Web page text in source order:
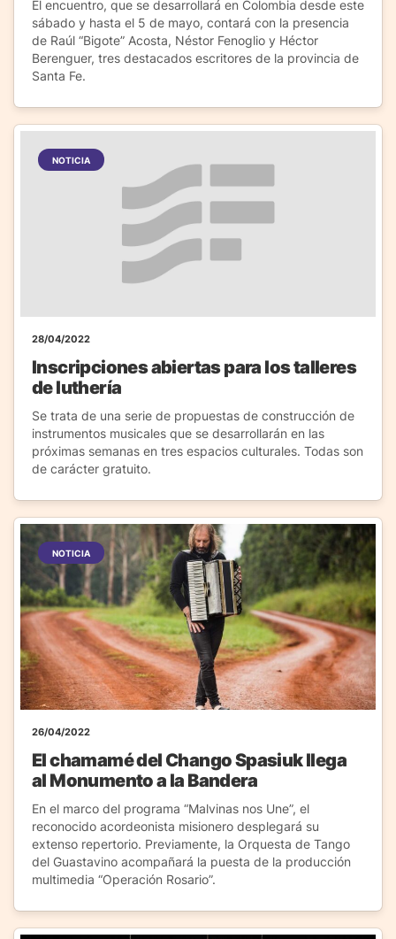
El encuentro, que se desarrollará en Colombia desde este
sábado y hasta el 5 de mayo, contará con la presencia
de Raúl “Bigote” Acosta, Néstor Fenoglio y Héctor
Berenguer, tres destacados escritores de la provincia de
Santa Fe.
NOTICIA
28/04/2022
Inscripciones abiertas para los talleres
de luthería
Se trata de una serie de propuestas de construcción de
instrumentos musicales que se desarrollarán en las
próximas semanas en tres espacios culturales. Todas son
de carácter gratuito.
NOTICIA
26/04/2022
El chamamé del Chango Spasiuk llega
al Monumento a la Bandera
En el marco del programa “Malvinas nos Une”, el
reconocido acordeonista misionero desplegará su
extenso repertorio. Previamente, la Orquesta de Tango
del Guastavino acompañará la puesta de la producción
multimedia “Operación Rosario”.